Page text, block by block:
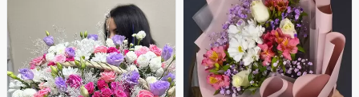
2520 ₽ 3350₽
26% 47%